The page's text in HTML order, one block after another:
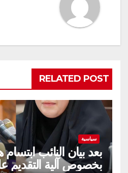
RELATED POST
سياسية
بعد بيان النائب
بخصوص آلية التقديم